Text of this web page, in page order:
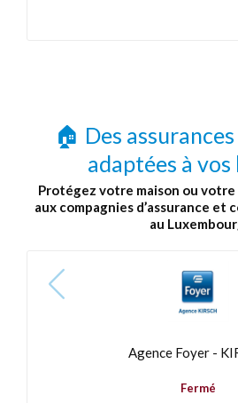
🏠 Des
adaptées à vos
Protégez votre maison ou
aux compagnies d’assurance
au
Agence Foyer -
Fermé